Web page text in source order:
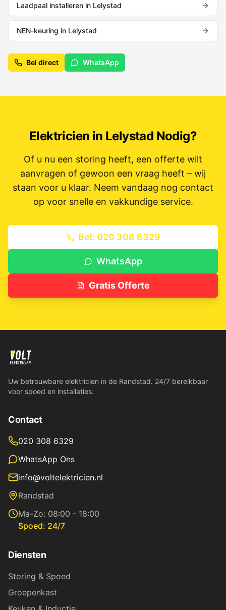
Laadpaal installeren in Lelystad
NEN-keuring in Lelystad
Bel direct WhatsApp
Elektricien in Lelystad Nodig?
Of u nu een storing heeft, een offerte wilt
aanvragen of gewoon een vraag heeft – wij
staan voor u klaar. Neem vandaag nog contact
op voor snelle en vakkundige service.
Bel: 020 308 6329
WhatsApp
Gratis Offerte
Uw betrouwbare elektricien in de Randstad. 24/7 bereikbaar
voor spoed en installaties.
Contact
020 308 6329
WhatsApp Ons
info@voltelektricien.nl
Randstad
Ma-Zo: 08:00 - 18:00
Spoed: 24/7
Diensten
Storing & Spoed
Groepenkast